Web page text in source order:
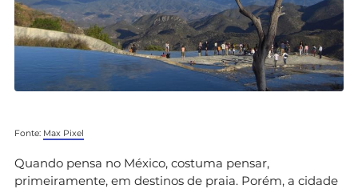
Fonte: Max Pixel
Quando pensa no México, costuma pensar,
primeiramente, em destinos de praia. Porém, a cidade